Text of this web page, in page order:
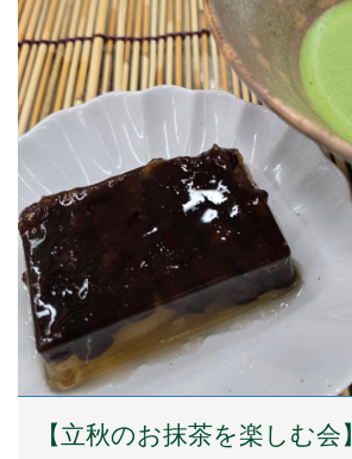
【立秋のお抹茶を楽しむ会】